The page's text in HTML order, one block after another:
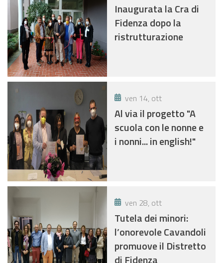
Inaugurata la Cra di
Fidenza dopo la
ristrutturazione
ven 14, ott
Al via il progetto "A
scuola con le nonne e
i nonni... in english!"
ven 28, ott
Tutela dei minori:
l’onorevole Cavandoli
promuove il Distretto
di Fidenza